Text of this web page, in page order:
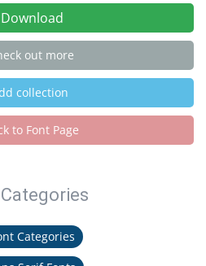
Download
out more
collection
to Font Page
Categories